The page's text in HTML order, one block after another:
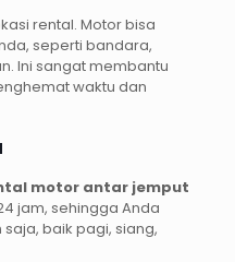
rental. Motor bisa
seperti bandara,
Ini sangat membantu
waktu dan
motor antar jemput
jam, sehingga Anda
baik pagi, siang,